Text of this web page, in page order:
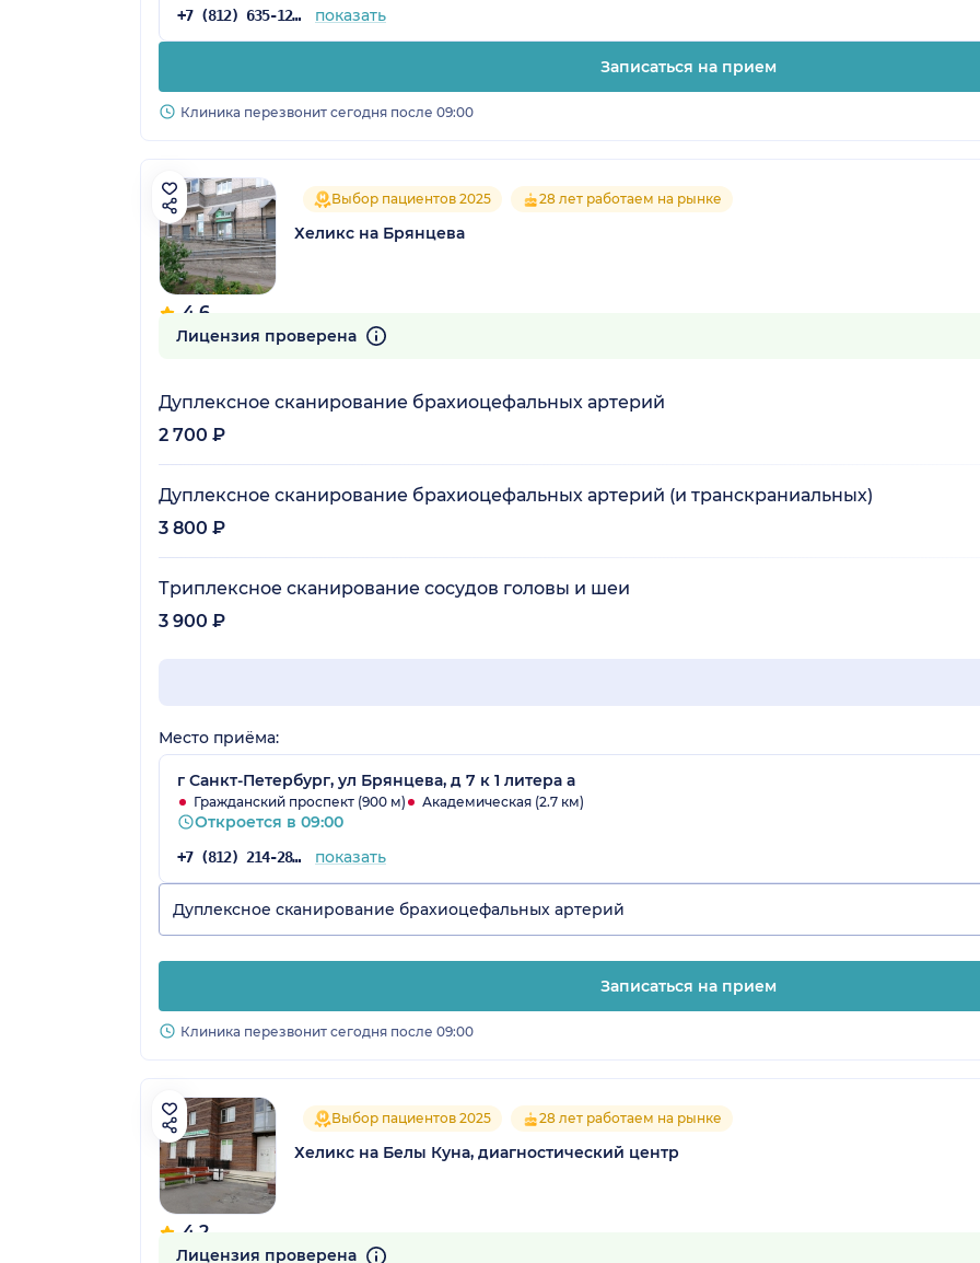
+7 (812) 635-12-57 показать
Записаться на прием
Клиника перезвонит сегодня после 09:00
4.6
213 отзывов
Выбор пациентов 2025 28 лет работаем на рынке
Хеликс на Брянцева
Лицензия проверена
Дуплексное сканирование брахиоцефальных артерий
2 700 ₽
Дуплексное сканирование брахиоцефальных артерий (и транскраниальных)
3 800 ₽
Триплексное сканирование сосудов головы и шеи
3 900 ₽
Место приёма:
г Санкт-Петербург, ул Брянцева, д 7 к 1 литера а
Гражданский проспект (900 м) Академическая (2.7 км)
Откроется в 09:00
+7 (812) 214-28-59 показать
Дуплексное сканирование брахиоцефальных артерий
Записаться на прием
Клиника перезвонит сегодня после 09:00
4.2
120 отзывов
Выбор пациентов 2025 28 лет работаем на рынке
Хеликс на Белы Куна, диагностический центр
Лицензия проверена